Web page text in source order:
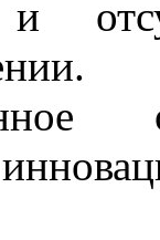
и